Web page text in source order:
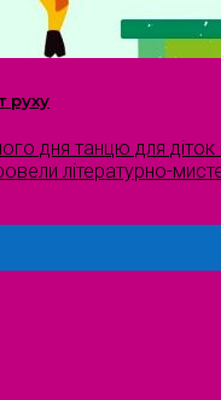
руху
дня танцю для діток
літературно-